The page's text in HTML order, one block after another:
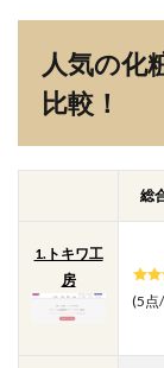
人気の化
比較！
総
1.トキワ工
房
(5点